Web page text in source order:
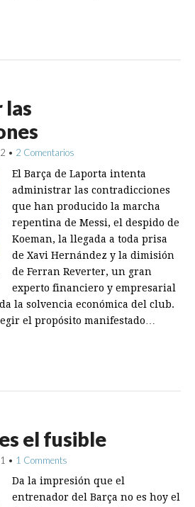
• 2 Comentarios
El Barça de Laporta intenta
administrar las contradicciones
que han producido la marcha
repentina de Messi, el despido de
Koeman, la llegada a toda prisa
de Xavi Hernández y la dimisión
de Ferran Reverter, un gran
experto financiero y empresarial
la solvencia económica del club.
el propósito manifestado…
el fusible
• 1 Comments
Da la impresión que el
entrenador del Barça no es hoy el